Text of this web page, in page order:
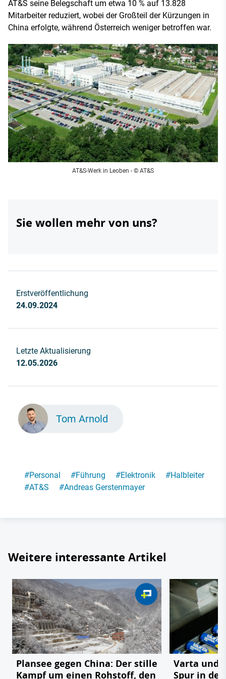
AT&S seine Belegschaft um etwa 10 % auf 13.828
Mitarbeiter reduziert, wobei der Großteil der Kürzungen in
China erfolgte, während Österreich weniger betroffen war.
AT&S-Werk in Leoben - © AT&S
Sie wollen mehr von uns?
Erstveröffentlichung
24.09.2024
Letzte Aktualisierung
12.05.2026
Tom Arnold
#Personal #Führung #Elektronik #Halbleiter
#AT&S #Andreas Gerstenmayer
Weitere interessante Artikel
Plansee gegen China: Der stille
Kampf um einen Rohstoff, den
Varta und
Spur in